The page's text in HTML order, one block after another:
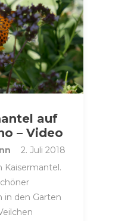
auf
– Video
2. Juli 2018
Kaisermantel.
in den Garten